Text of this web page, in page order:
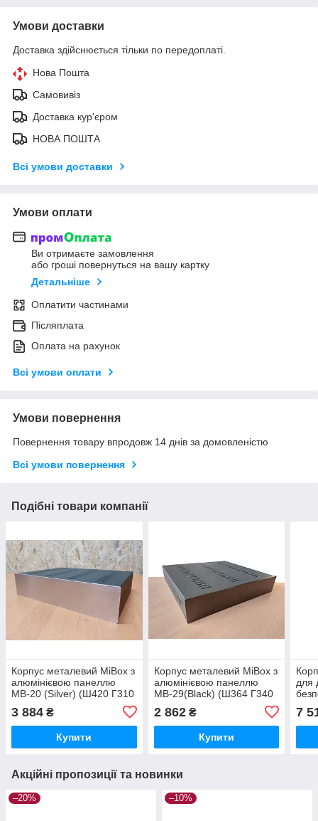
Умови доставки
Доставка здійснюється тільки по передоплаті.
Нова Пошта
Самовивіз
Доставка кур'єром
НОВА ПОШТА
Всі умови доставки
Умови оплати
Ви отримаєте замовлення
або гроші повернуться на вашу картку
Детальніше
Оплатити частинами
Післяплата
Оплата на рахунок
Всі умови оплати
Умови повернення
Повернення товару впродовж 14 днів за домовленістю
Всі умови повернення
Подібні товари компанії
Корпус металевий MiBox з
алюмінієвою панеллю
MB-20 (Silver) (Ш420 Г310
3 884 ₴
Купити
Корпус металевий MiBox з
алюмінієвою панеллю
MB-29(Black) (Ш364 Г340
2 862₴
Купити
для
7
Акційні пропозиції та новинки
–20% –10%